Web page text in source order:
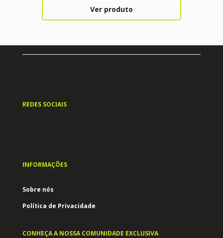
Ver produto
REDES SOCIAIS
INFORMAÇÕES
Sobre nós
Política de Privacidade
CONHEÇA A NOSSA COMUNIDADE EXCLUSIVA